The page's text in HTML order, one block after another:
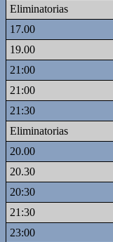
Eliminatorias
17.00
19.00
21:00
21:00
21:30
Eliminatorias
20.00
20.30
20:30
21:30
23:00